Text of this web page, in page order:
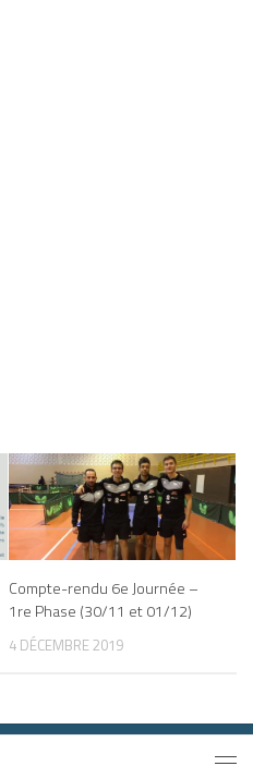
Compte-rendu 6e Journée –
1re Phase (30/11 et 01/12)
4 DÉCEMBRE 2019